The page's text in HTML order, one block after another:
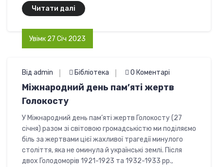
Читати далі
Увімк 27 Січ 2023
Від admin Бібліотека 0 Коментарі
Міжнародний день пам’яті жертв
Голокосту
У Міжнародний день пам’яті жертв Голокосту (27
січня) разом зі світовою громадськістю ми поділяємо
біль за жертвами цієї жахливої трагедії минулого
століття, яка не оминула й українські землі. Після
двох Голодоморів 1921-1923 та 1932-1933 рр.,